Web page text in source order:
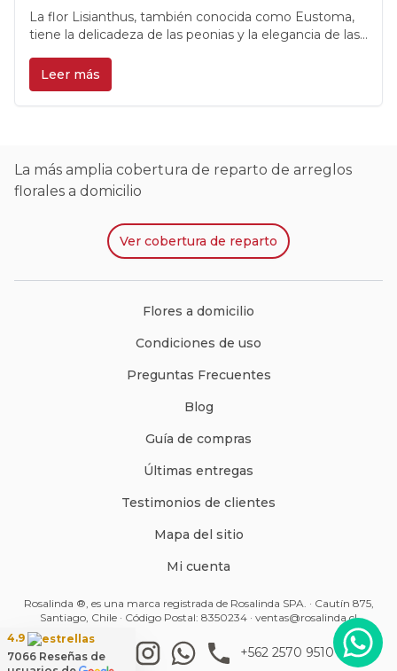
La flor Lisianthus, también conocida como Eustoma,
tiene la delicadeza de las peonias y la elegancia de las
perteneciente a la familia de las Gentianaceae, que
proviene de México y Estados Unidos, aunque se ha
extendido en todo el mundo.
Leer más
La más amplia cobertura de reparto de arreglos
florales a domicilio
Ver cobertura de reparto
Flores a domicilio
Condiciones de uso
Preguntas Frecuentes
Blog
Guía de compras
Últimas entregas
Testimonios de clientes
Mapa del sitio
Mi cuenta
Rosalinda ®, es una marca registrada de Rosalinda SPA. · Cautín 875,
Santiago, Chile · Código Postal: 8350234 · ventas@rosalinda.cl
+562 2570 9510
4.9
7066 Reseñas de